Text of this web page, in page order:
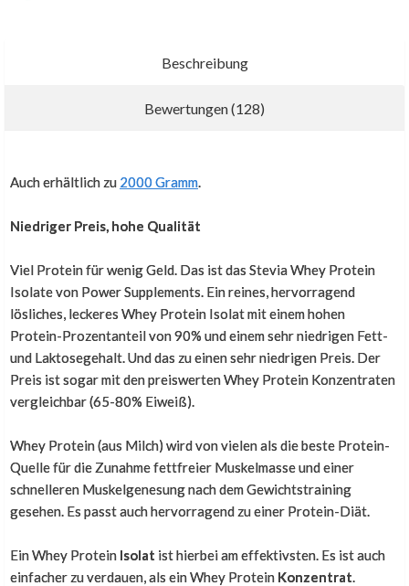
Beschreibung
Bewertungen (128)
Auch erhältlich zu 2000 Gramm.
Niedriger Preis, hohe Qualität
Viel Protein für wenig Geld. Das ist das Stevia Whey Protein
Isolate von Power Supplements. Ein reines, hervorragend
lösliches, leckeres Whey Protein Isolat mit einem hohen
Protein-Prozentanteil von 90% und einem sehr niedrigen Fett-
und Laktosegehalt. Und das zu einen sehr niedrigen Preis. Der
Preis ist sogar mit den preiswerten Whey Protein Konzentraten
vergleichbar (65-80% Eiweiß).
Whey Protein (aus Milch) wird von vielen als die beste Protein-
Quelle für die Zunahme fettfreier Muskelmasse und einer
schnelleren Muskelgenesung nach dem Gewichtstraining
gesehen. Es passt auch hervorragend zu einer Protein-Diät.
Ein Whey Protein Isolat ist hierbei am effektivsten. Es ist auch
einfacher zu verdauen, als ein Whey Protein Konzentrat.
Toll
Albert Sintes,30. Oktober 2022
tolles Produkt
Das Produkt ist viel zu süß
Ich hab mir das Whey Isolate Protein (Vanille) gesüßt
mit Stevia gekauft, weil ich mich sehr an den Stevia-
Geschmack gewohnt habe. Leider musste ich feststellen,
dass dieses Produkt überhaupt nicht meinen
Erwartungen entspricht! Das Produkt ist viel zu süß und
es schmeckt einfach nur nach künstlichem Vanille